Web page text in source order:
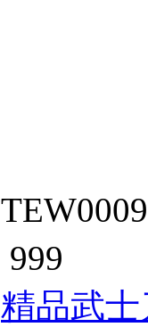
999
精品武士